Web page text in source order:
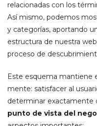
relacionadas con los
Así mismo, podemos
y categorías, aportando
estructura de nuestra
proceso de
Este esquema
mente: satisfacer al
determinar exactamente
punto de vista del